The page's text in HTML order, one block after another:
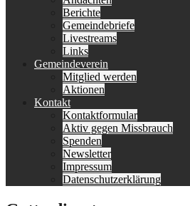
Berichte
Gemeindebriefe
Livestreams
Links
Gemeindeverein
Mitglied werden
Aktionen
Kontakt
Kontaktformular
Aktiv gegen Missbrauch
Spenden
Newsletter
Impressum
Datenschutzerklärung